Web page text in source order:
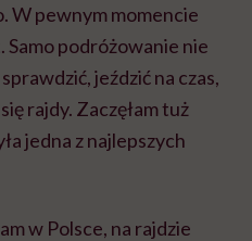
W pewnym momencie
Samo podróżowanie nie
jeździć na czas,
rajdy. Zaczęłam tuż
jedna z najlepszych
w Polsce, na rajdzie